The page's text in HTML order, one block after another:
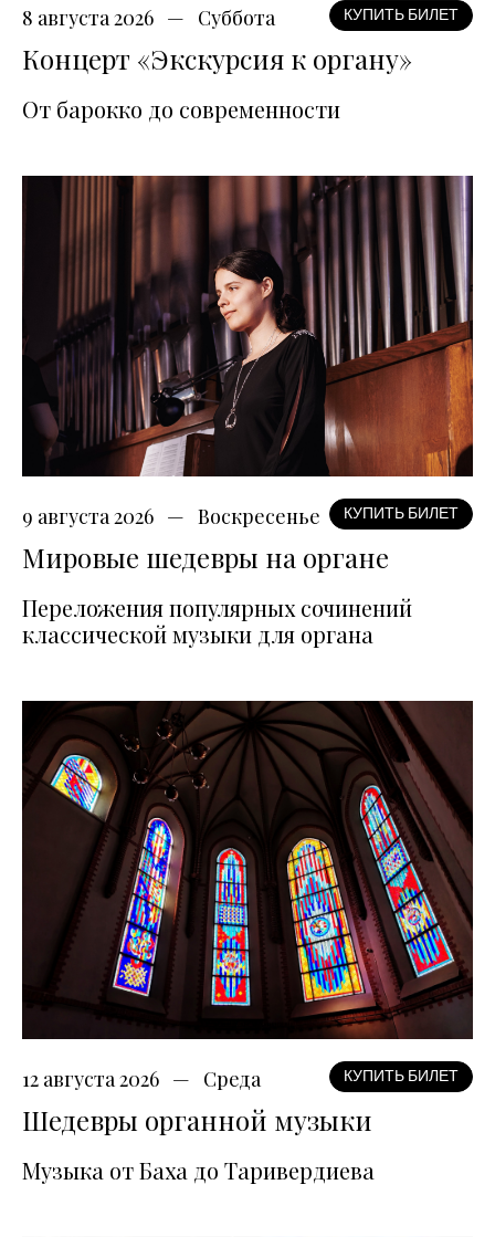
8 августа 2026 Суббота КУПИТЬ БИЛЕТ
Концерт «Экскурсия к органу»
От барокко до современности
9 августа 2026 Воскресенье КУПИТЬ БИЛЕТ
Мировые шедевры на органе
Переложения популярных сочинений
классической музыки для органа
12 августа 2026 Среда КУПИТЬ БИЛЕТ
Шедевры органной музыки
Музыка от Баха до Таривердиева